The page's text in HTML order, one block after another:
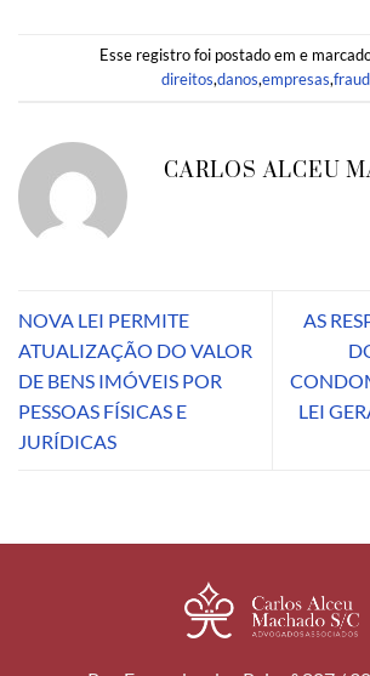
Esse registro foi postado em e
direitos,danos,empresas,
CARLOS ALCEU
NOVA LEI PERMITE
ATUALIZAÇÃO DO VALOR
DE BENS IMÓVEIS POR
PESSOAS FÍSICAS E
JURÍDICAS
AS
LEI